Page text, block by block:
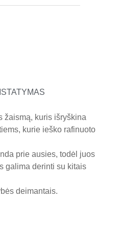
žaismą, kuris išryškina
kurie ieško rafinuoto
prie ausies, todėl juos
galima derinti su kitais
deimantais.